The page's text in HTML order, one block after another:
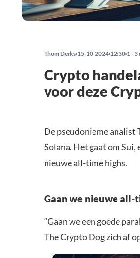
Thom Derks 15-10-2024 12:30 1 - 3
Crypto
voor deze
De pseudonieme analist
Solana. Het gaat om
nieuwe all-time highs.
Gaan we nieuwe all-
“Gaan we een goede
The Crypto Dog zich af